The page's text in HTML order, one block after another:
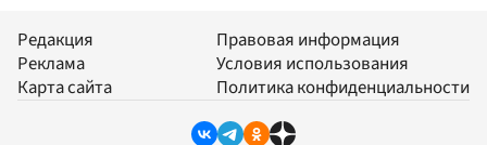
Редакция
Реклама
Карта сайта
Правовая информация
Условия использования
Политика конфиденциальности